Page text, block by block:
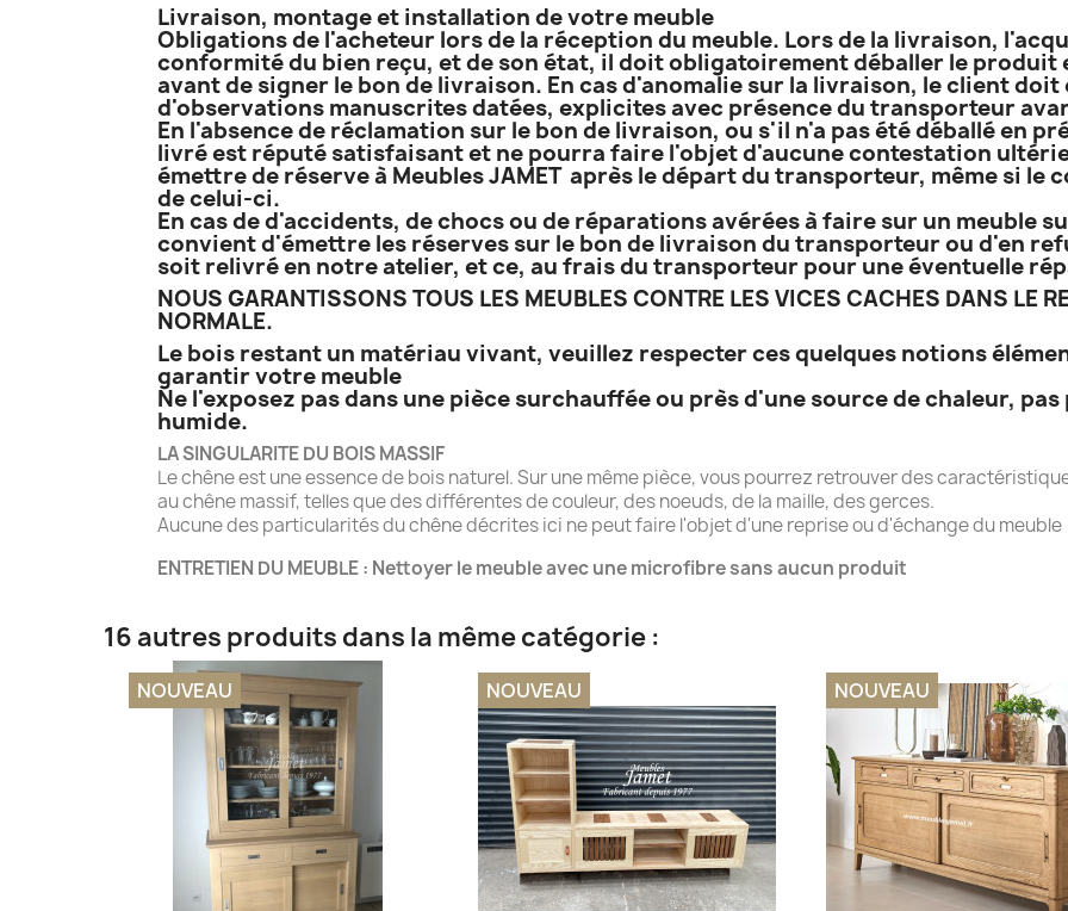
Livraison, montage et installation de votre meuble
Obligations de l'acheteur lors de la réception du meuble. Lors de la livraison,
conformité du bien reçu, et de son état, il doit obligatoirement déballer le produit
avant de signer le bon de livraison. En cas d'anomalie sur la livraison, le client
d'observations manuscrites datées, explicites avec présence du transporteur
En l'absence de réclamation sur le bon de livraison, ou s'il n'a pas été déballé en
livré est réputé satisfaisant et ne pourra faire l'objet d'aucune contestation
émettre de réserve à Meubles JAMET après le départ du transporteur, même si le
de celui-ci.
En cas de d'accidents, de chocs ou de réparations avérées à faire sur un meuble
convient d'émettre les réserves sur le bon de livraison du transporteur ou d'en
soit relivré en notre atelier, et ce, au frais du transporteur pour une éventuelle
NOUS GARANTISSONS TOUS LES MEUBLES CONTRE LES VICES CACHES DANS LE
NORMALE.
Le bois restant un matériau vivant, veuillez respecter ces quelques notions
garantir votre meuble
Ne l'exposez pas dans une pièce surchauffée ou près d'une source de chaleur,
humide.
LA SINGULARITE DU BOIS MASSIF
Le chêne est une essence de bois naturel. Sur une même pièce, vous pourrez retrouver des
au chêne massif, telles que des différentes de couleur, des noeuds, de la maille, des gerces.
Aucune des particularités du chêne décrites ici ne peut faire l'objet d'une reprise ou d'échange du meuble
ENTRETIEN DU MEUBLE : Nettoyer le meuble avec une microfibre sans aucun produit
16 autres produits dans la même catégorie :
NOUVEAU NOUVEAU NOUVEAU